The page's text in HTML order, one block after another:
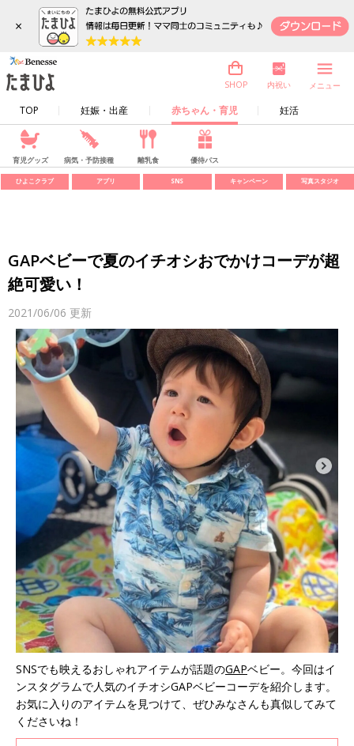
×
TOP 妊娠・出産 赤ちゃん・育児 妊活
SHOP 内祝い メニュー
育児グッズ 病気・予防接種 離乳食 優待パス
ひよこクラブ アプリ SNS キャンペーン 写真スタジオ
GAPベビーで夏のイチオシおでかけコーデが超
絶可愛い！
2021/06/06 更新
SNSでも映えるおしゃれアイテムが話題のGAPベビー。今回はイ
ンスタグラムで人気のイチオシGAPベビーコーデを紹介します。
お気に入りのアイテムを見つけて、ぜひみなさんも真似してみて
くださいね！